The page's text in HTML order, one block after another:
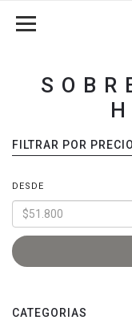
FILTRAR POR PRECIO
DESDE
CATEGORIAS